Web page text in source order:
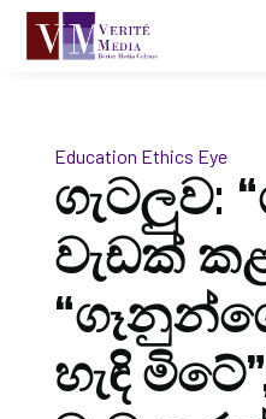
Education Ethics Eye
ගැටලුව:
වැඩක්
හැඳි